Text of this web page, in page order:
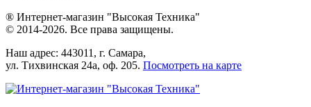
® Интернет-магазин "Высокая Техника"
© 2014-2026. Все права защищены.
Наш адрес: 443011, г. Самара,
ул. Тихвинская 24а, оф. 205. Посмотреть на карте